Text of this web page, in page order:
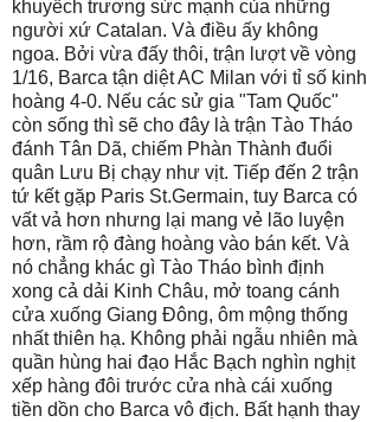
khuyếch trương sức mạnh của những
người xứ Catalan. Và điều ấy không
ngoa. Bởi vừa đấy thôi, trận lượt về vòng
1/16, Barca tận diệt AC Milan với tỉ số kinh
hoàng 4-0. Nếu các sử gia "Tam Quốc"
còn sống thì sẽ cho đây là trận Tào Tháo
đánh Tân Dã, chiếm Phàn Thành đuổi
quân Lưu Bị chạy như vịt. Tiếp đến 2 trận
tứ kết gặp Paris St.Germain, tuy Barca có
vất vả hơn nhưng lại mang vẻ lão luyện
hơn, rầm rộ đàng hoàng vào bán kết. Và
nó chẳng khác gì Tào Tháo bình định
xong cả dải Kinh Châu, mở toang cánh
cửa xuống Giang Đông, ôm mộng thống
nhất thiên hạ. Không phải ngẫu nhiên mà
quần hùng hai đạo Hắc Bạch nghìn nghịt
xếp hàng đôi trước cửa nhà cái xuống
tiền dồn cho Barca vô địch. Bất hạnh thay